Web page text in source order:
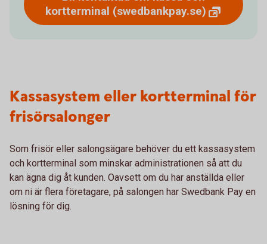
kortterminal (swedbankpay.se)
Kassasystem eller kortterminal för
frisörsalonger
Som frisör eller salongsägare behöver du ett kassasystem
och kortterminal som minskar administrationen så att du
kan ägna dig åt kunden. Oavsett om du har anställda eller
om ni är flera företagare, på salongen har Swedbank Pay en
lösning för dig.